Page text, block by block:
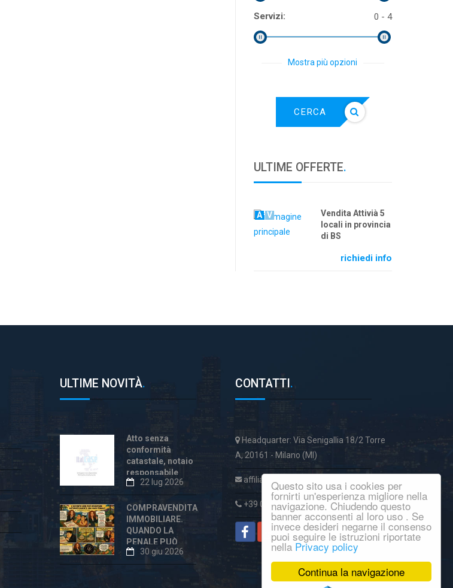
Continua la navigazione
Questo sito usa i cookies per
fornirti un'esperienza migliore nella
navigazione. Chiudendo questo
banner acconsenti al loro uso . Se
invece desideri negarne il consenso
puoi seguire le istruzioni riportate
nella Privacy policy
Servizi: 0 - 4
Mostra più opzioni
CERCA
ULTIME OFFERTE.
A V
Vendita Attivià 5
locali in provincia
di BS
richiedi info
ULTIME NOVITÀ.
Atto senza
conformità
catastale, notaio
responsabile
anche dopo la
«correzione»
22 lug 2026
COMPRAVENDITA
IMMOBILIARE.
QUANDO LA
PENALE PUÒ
ESSERE
ECCESSIVA E
30 giu 2026
CONTATTI .
Headquarter: Via Senigallia 18/2 Torre
A, 20161 - Milano (MI)
affiliatiservice@italcase.it
+39 02 89954059